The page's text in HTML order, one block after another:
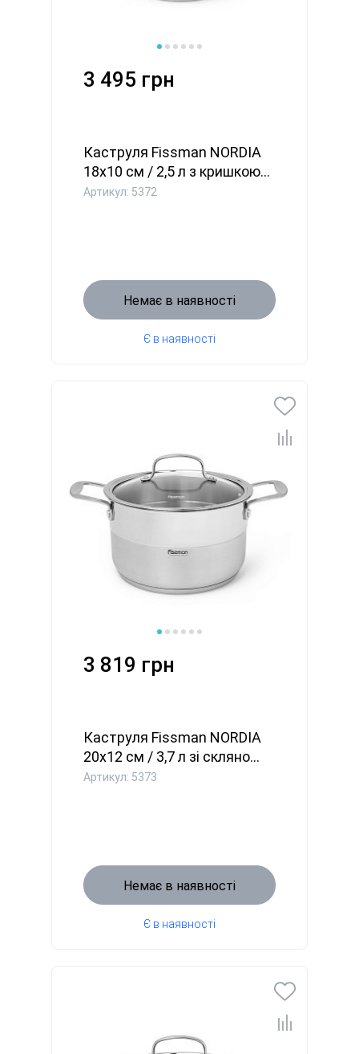
3 495 грн
Каструля Fissman NORDIA
18x10 см / 2,5 л з кришкою...
Артикул: 5372
Немає в наявності
Є в наявності
3 819 грн
Каструля Fissman NORDIA
20x12 см / 3,7 л зі скляно...
Артикул: 5373
Немає в наявності
Є в наявності